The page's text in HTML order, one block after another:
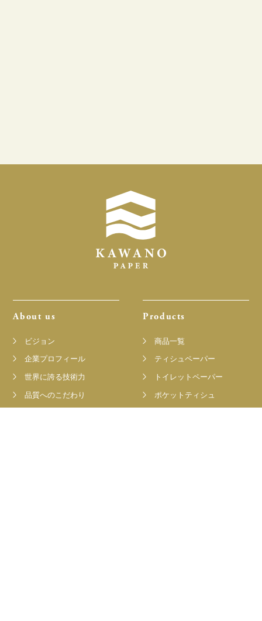
About us
ビジョン
企業プロフィール
世界に誇る技術力
品質へのこだわり
Products
商品一覧
ティシュペーパー
トイレットペーパー
ポケットティシュ